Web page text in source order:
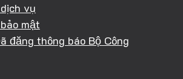
vụ
mật
đăng thông báo Bộ Công